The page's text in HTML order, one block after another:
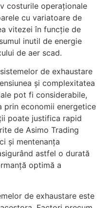
costurile operaționale
cu variatoare de
vitezei în funcție de
inutil de energie
de aer scad.
de exhaustare
și complexitatea
pot fi considerabile,
prin economii energetice
poate justifica rapid
de Asimo Trading
și mentenanța
astfel o durată
optimă a
de exhaustare este